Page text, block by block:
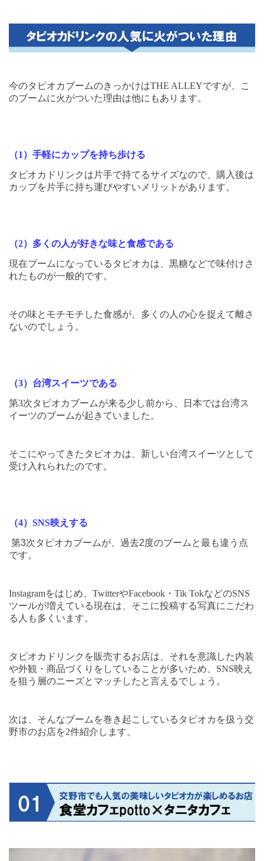
今のタピオカブームのきっかけはTHE ALLEYですが、こ
のブームに火がついた理由は他にもあります。
（1 ）手軽にカップを持ち歩ける
タピオカドリンクは片手で持てるサイズなので、購入後は
カップを片手に持ち運びやすいメリットがあります。
（2）多くの人が好きな味と食感である
現在ブームになっているタピオカは、黒糖などで味付けさ
れたものが一般的です。
その味とモチモチした食感が、多くの人の心を捉えて離さ
ないのでしょう。
（3）台湾スイーツである
第3次タピオカブームが来る少し前から、日本では台湾ス
イーツのブームが起きていました。
そこにやってきたタピオカは、新しい台湾スイーツとして
受け入れられたのです。
（4） SNS映えする
第3次タピオカブームが、過去2度のブームと最も違う点
です。
Instagramをはじめ、 TwitterやFacebook ・ Tik TokなどのSNS
ツールが増えている現在は、そこに投稿する写真にこだわ
る人も多くいます。
タピオカドリンクを販売するお店は、それを意識した内装
や外観・商品づくりをしていることが多いため、 SNS映え
を狙う層のニーズとマッチしたと言えるでしょう。
次は、そんなブームを巻き起こしているタピオカを扱う交
野市のお店を2件紹介します。